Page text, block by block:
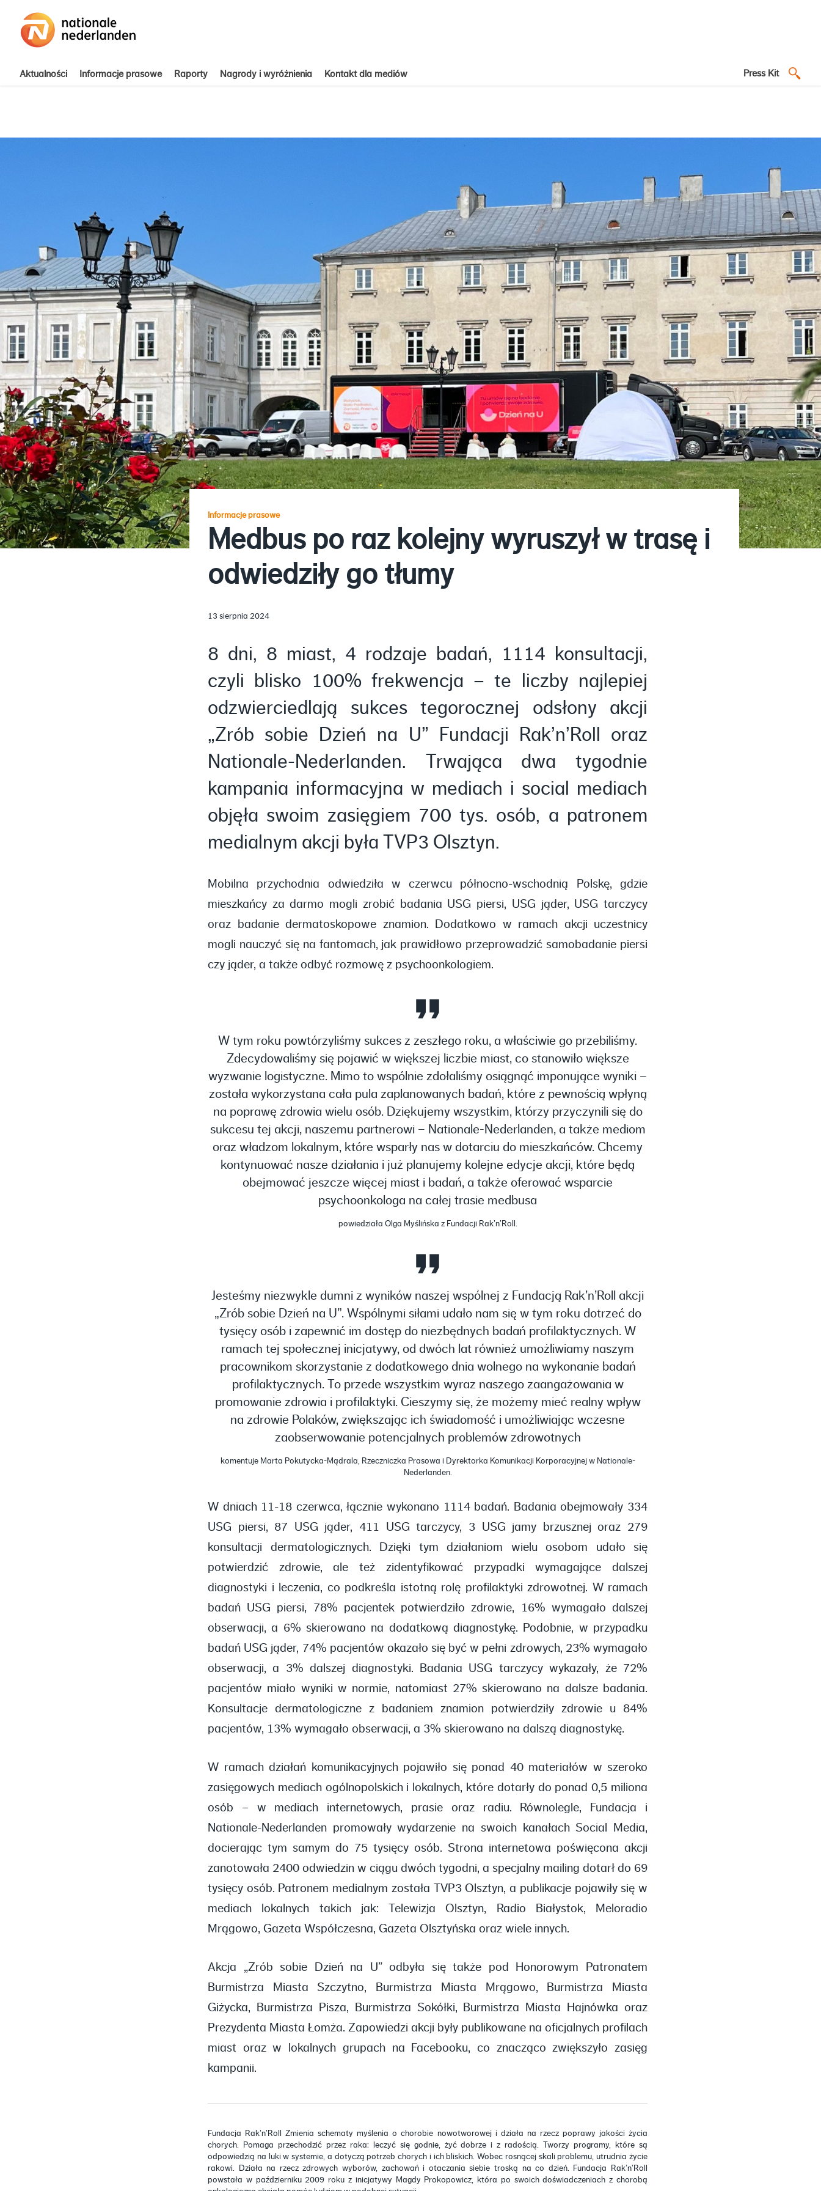
Aktualności Informacje prasowe Raporty Nagrody i wyróżnienia Kontakt dla mediów Press Kit
Informacje prasowe
Medbus po raz kolejny wyruszył w trasę i
odwiedziły go tłumy
13 sierpnia 2024
8 dni, 8 miast, 4 rodzaje badań, 1114 konsultacji,
czyli blisko 100% frekwencja – te liczby najlepiej
odzwierciedlają sukces tegorocznej odsłony akcji
„Zrób sobie Dzień na U” Fundacji Rak’n’Roll oraz
Nationale-Nederlanden. Trwająca dwa tygodnie
kampania informacyjna w mediach i social mediach
objęła swoim zasięgiem 700 tys. osób, a patronem
medialnym akcji była TVP3 Olsztyn.
Mobilna przychodnia odwiedziła w czerwcu północno-wschodnią Polskę, gdzie
mieszkańcy za darmo mogli zrobić badania USG piersi, USG jąder, USG tarczycy
oraz badanie dermatoskopowe znamion. Dodatkowo w ramach akcji uczestnicy
mogli nauczyć się na fantomach, jak prawidłowo przeprowadzić samobadanie piersi
czy jąder, a także odbyć rozmowę z psychoonkologiem.
W tym roku powtórzyliśmy sukces z zeszłego roku, a właściwie go przebiliśmy.
Zdecydowaliśmy się pojawić w większej liczbie miast, co stanowiło większe
wyzwanie logistyczne. Mimo to wspólnie zdołaliśmy osiągnąć imponujące wyniki –
została wykorzystana cała pula zaplanowanych badań, które z pewnością wpłyną
na poprawę zdrowia wielu osób. Dziękujemy wszystkim, którzy przyczynili się do
sukcesu tej akcji, naszemu partnerowi – Nationale-Nederlanden, a także mediom
oraz władzom lokalnym, które wsparły nas w dotarciu do mieszkańców. Chcemy
kontynuować nasze działania i już planujemy kolejne edycje akcji, które będą
obejmować jeszcze więcej miast i badań, a także oferować wsparcie
psychoonkologa na całej trasie medbusa
powiedziała Olga Myślińska z Fundacji Rak’n’Roll.
Jesteśmy niezwykle dumni z wyników naszej wspólnej z Fundacją Rak’n’Roll akcji
„Zrób sobie Dzień na U”. Wspólnymi siłami udało nam się w tym roku dotrzeć do
tysięcy osób i zapewnić im dostęp do niezbędnych badań profilaktycznych. W
ramach tej społecznej inicjatywy, od dwóch lat również umożliwiamy naszym
pracownikom skorzystanie z dodatkowego dnia wolnego na wykonanie badań
profilaktycznych. To przede wszystkim wyraz naszego zaangażowania w
promowanie zdrowia i profilaktyki. Cieszymy się, że możemy mieć realny wpływ
na zdrowie Polaków, zwiększając ich świadomość i umożliwiając wczesne
zaobserwowanie potencjalnych problemów zdrowotnych
komentuje Marta Pokutycka-Mądrala, Rzeczniczka Prasowa i Dyrektorka Komunikacji Korporacyjnej w Nationale-
Nederlanden.
W dniach 11-18 czerwca, łącznie wykonano 1114 badań. Badania obejmowały 334
USG piersi, 87 USG jąder, 411 USG tarczycy, 3 USG jamy brzusznej oraz 279
konsultacji dermatologicznych. Dzięki tym działaniom wielu osobom udało się
potwierdzić zdrowie, ale też zidentyfikować przypadki wymagające dalszej
diagnostyki i leczenia, co podkreśla istotną rolę profilaktyki zdrowotnej. W ramach
badań USG piersi, 78% pacjentek potwierdziło zdrowie, 16% wymagało dalszej
obserwacji, a 6% skierowano na dodatkową diagnostykę. Podobnie, w przypadku
badań USG jąder, 74% pacjentów okazało się być w pełni zdrowych, 23% wymagało
obserwacji, a 3% dalszej diagnostyki. Badania USG tarczycy wykazały, że 72%
pacjentów miało wyniki w normie, natomiast 27% skierowano na dalsze badania.
Konsultacje dermatologiczne z badaniem znamion potwierdziły zdrowie u 84%
pacjentów, 13% wymagało obserwacji, a 3% skierowano na dalszą diagnostykę.
W ramach działań komunikacyjnych pojawiło się ponad 40 materiałów w szeroko
zasięgowych mediach ogólnopolskich i lokalnych, które dotarły do ponad 0,5 miliona
osób – w mediach internetowych, prasie oraz radiu. Równolegle, Fundacja i
Nationale-Nederlanden promowały wydarzenie na swoich kanałach Social Media,
docierając tym samym do 75 tysięcy osób. Strona internetowa poświęcona akcji
zanotowała 2400 odwiedzin w ciągu dwóch tygodni, a specjalny mailing dotarł do 69
tysięcy osób. Patronem medialnym została TVP3 Olsztyn, a publikacje pojawiły się w
mediach lokalnych takich jak: Telewizja Olsztyn, Radio Białystok, Meloradio
Mrągowo, Gazeta Współczesna, Gazeta Olsztyńska oraz wiele innych.
Akcja „Zrób sobie Dzień na U” odbyła się także pod Honorowym Patronatem
Burmistrza Miasta Szczytno, Burmistrza Miasta Mrągowo, Burmistrza Miasta
Giżycka, Burmistrza Pisza, Burmistrza Sokółki, Burmistrza Miasta Hajnówka oraz
Prezydenta Miasta Łomża. Zapowiedzi akcji były publikowane na oficjalnych profilach
miast oraz w lokalnych grupach na Facebooku, co znacząco zwiększyło zasięg
kampanii.
Fundacja Rak’n’Roll Zmienia schematy myślenia o chorobie nowotworowej i działa na rzecz poprawy jakości życia
chorych. Pomaga przechodzić przez raka: leczyć się godnie, żyć dobrze i z radością. Tworzy programy, które są
odpowiedzią na luki w systemie, a dotyczą potrzeb chorych i ich bliskich. Wobec rosnącej skali problemu, utrudnia życie
rakowi. Działa na rzecz zdrowych wyborów, zachowań i otaczania siebie troską na co dzień. Fundacja Rak’n’Roll
powstała w październiku 2009 roku z inicjatywy Magdy Prokopowicz, która po swoich doświadczeniach z chorobą